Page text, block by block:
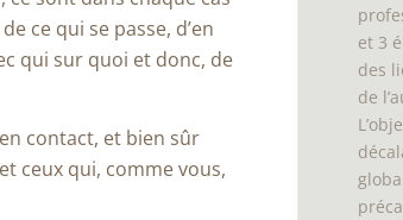
ce qui se passe, d’en
qui sur quoi et donc, de
contact, et bien sûr
ceux qui, comme vous,
et 3
des
de